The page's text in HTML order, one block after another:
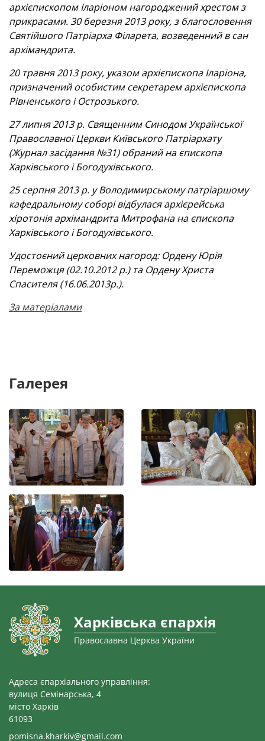
архієпископом Іларіоном нагороджений хрестом з
прикрасами. 30 березня 2013 року, з благословення
Святійшого Патріарха Філарета, возведенний в сан
архімандрита.
20 травня 2013 року, указом архієпископа Іларіона,
призначений особистим секретарем архієпископа
Рівненського і Острозького.
27 липня 2013 р. Священним Синодом Української
Православної Церкви Київського Патріархату
(Журнал засідання №31) обраний на єпископа
Харківського і Богодухівського.
25 серпня 2013 р. у Володимирському патріаршому
кафедральному соборі відбулася архієрейська
хіротонія архімандрита Митрофана на єпископа
Харківського і Богодухівського.
Удостоєний церковних нагород: Ордену Юрія
Переможця (02.10.2012 р.) та Ордену Христа
Спасителя (16.06.2013р.).
За матеріалами
Галерея
Харківська єпархія
Православна Церква України
Адреса єпархіального управління:
вулиця Семінарська, 4
місто Харків
61093
pomisna.kharkiv@gmail.com